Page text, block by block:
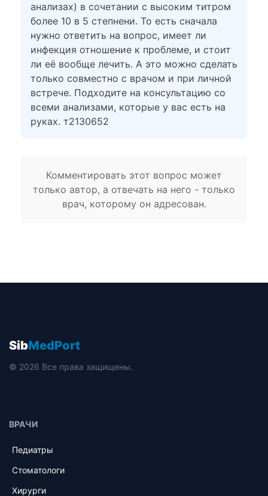
анализах) в сочетании с высоким титром
более 10 в 5 степнени. То есть сначала
нужно ответить на вопрос, имеет ли
инфекция отношение к проблеме, и стоит
ли её вообще лечить. А это можно сделать
только совместно с врачом и при личной
встрече. Подходите на консультацию со
всеми анализами, которые у вас есть на
руках. т2130652
Комментировать этот вопрос может
только автор, а отвечать на него - только
врач, которому он адресован.
SibMedPort
© 2026 Все права защищены.
ВРАЧИ
Педиатры
Стоматологи
Хирурги